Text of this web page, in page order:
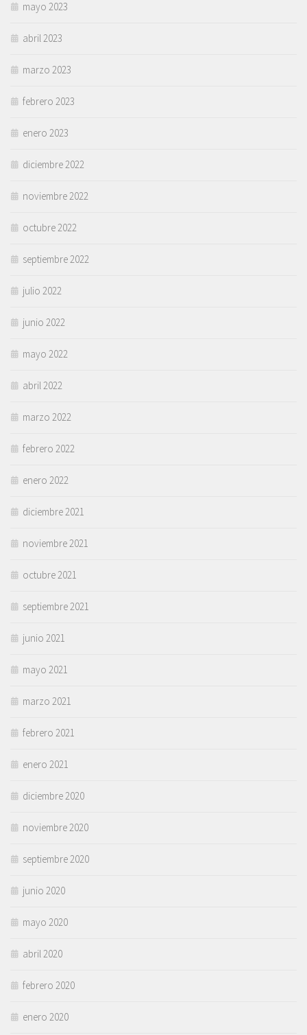
mayo 2023
abril 2023
marzo 2023
febrero 2023
enero 2023
diciembre 2022
noviembre 2022
octubre 2022
septiembre 2022
julio 2022
junio 2022
mayo 2022
abril 2022
marzo 2022
febrero 2022
enero 2022
diciembre 2021
noviembre 2021
octubre 2021
septiembre 2021
junio 2021
mayo 2021
marzo 2021
febrero 2021
enero 2021
diciembre 2020
noviembre 2020
septiembre 2020
junio 2020
mayo 2020
abril 2020
febrero 2020
enero 2020